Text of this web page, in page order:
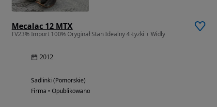
Mecalac 12 MTX
FV23% Import 100% Oryginał Stan Idealny 4 Łyżki + Widły
2012
Sadlinki (Pomorskie)
Firma • Opublikowano